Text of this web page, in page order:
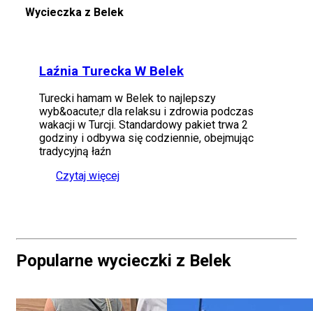
Wycieczka z Belek
Laźnia Turecka W Belek
Turecki hamam w Belek to najlepszy
wyb&oacute;r dla relaksu i zdrowia podczas
wakacji w Turcji. Standardowy pakiet trwa 2
godziny i odbywa się codziennie, obejmując
tradycyjną łaźn
Czytaj więcej
Popularne wycieczki z Belek